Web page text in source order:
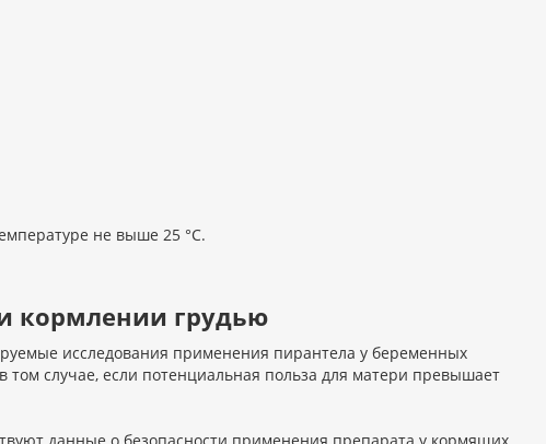
не выше 25 °C.
кормлении грудью
исследования применения пирантела у беременных
случае, если потенциальная польза для матери превышает